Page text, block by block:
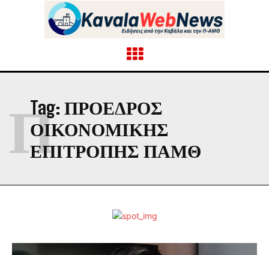
Tag: ΠΡΌΕΔΡΟΣ
ΟΙΚΟΝΟΜΙΚΉΣ
ΕΠΙΤΡΟΠΉΣ ΠΑΜΘ
Π